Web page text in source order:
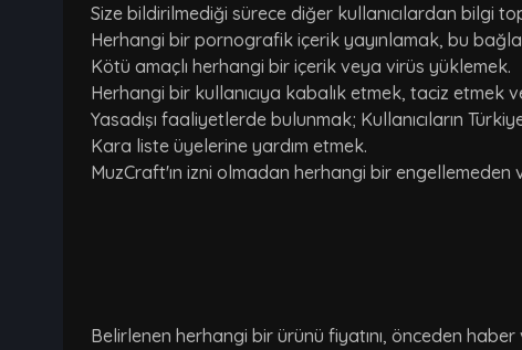
Size bildirilmediği sürece diğer kullanıcılardan bilgi
Herhangi bir pornografik içerik yayınlamak, bu
Kötü amaçlı herhangi bir içerik veya virüs yüklemek.
Herhangi bir kullanıcıya kabalık etmek, taciz etmek
Yasadışı faaliyetlerde bulunmak; Kullanıcıların
Kara liste üyelerine yardım etmek.
MuzCraft'ın izni olmadan herhangi bir
Belirlenen herhangi bir ürünü fiyatını, önceden haber